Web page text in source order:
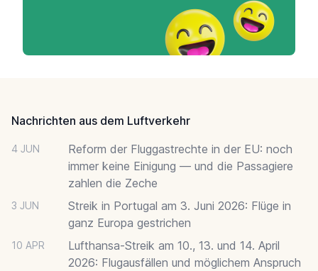
Nachrichten aus dem Luftverkehr
4 JUN
Reform der Fluggastrechte in der EU: noch
immer keine Einigung — und die Passagiere
zahlen die Zeche
3 JUN
Streik in Portugal am 3. Juni 2026: Flüge in
ganz Europa gestrichen
10 APR
Lufthansa-Streik am 10., 13. und 14. April
2026: Flugausfällen und möglichem Anspruch